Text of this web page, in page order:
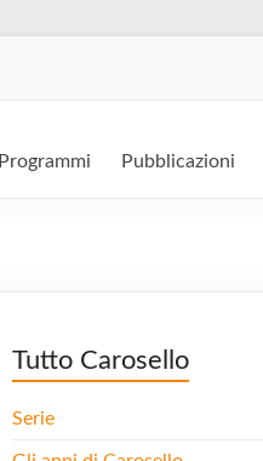
Programmi Pubblicazioni
Tutto Carosello
Serie